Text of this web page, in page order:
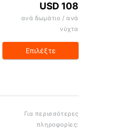
USD 108
ανά δωμάτιο / ανά
νύχτα
Επιλέξτε
Για περισσότερες
πληροφορίες: